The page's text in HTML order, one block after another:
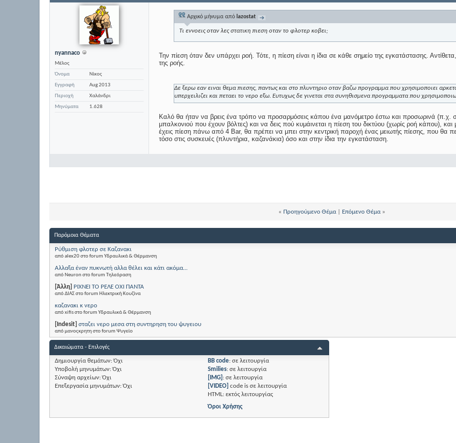
nyannaco
Μέλος
Όνομα
Νίκος
Εγγραφή
Aug 2013
Περιοχή
Χαλάνδρι
Μηνύματα
1.628
Αρχικό μήνυμα από lazostat
Τι εννοεις οταν λες στατικη πιεση οταν το φλοτερ κοβει;
Την πίεση όταν δεν υπάρχει ροή. Τότε, η πίεση είναι η ίδια σε κάθε σημείο της εγκατάστασης.
της ροής.
Δε ξερω εαν ειναι θεμα πιεσης, παντως και στο πλυντηριο οταν βαζω προγραμμα που χρησιμοποιει
υπερχειλιζει και πεταει το νερο εξω. Ευτυχως δε γινεται στα συνηθισμενα προγραμματα που
Καλό θα ήταν να βρεις ένα τρόπο να προσαρμόσεις κάπου ένα μανόμετρο έστω και προσωρινά (π.χ.
μπαλκονιού που έχουν βόλτες) και να δεις πού κυμάινεται η πίεση του δικτύου (χωρίς ροή κάπου),
έχεις πίεση πάνω από 4 Bar, θα πρέπει να μπει στην κεντρική παροχή ένας μειωτής πίεσης, που θα
τόσο στις συσκευές (πλυντήρια, καζανάκια) όσο και στην ίδια την εγκατάσταση.
« Προηγούμενο Θέμα| Επόμενο Θέμα »
Παρόμοια Θέματα
Ρύθμιση φλοτερ σε Καζανακι
από alex20 στο forum Υδραυλικά & Θέρμανση
Αλλαξα έναν πυκνωτή αλλα θέλει και κάτι ακόμα...
από Neuron στο forum Τηλεόραση
[Άλλη] ΡΙΧΝΕΙ ΤΟ ΡΕΛΕ ΟΧΙ ΠΑΝΤΑ
από ΔΙΑΣ στο forum Ηλεκτρική Κουζίνα
καζανακι κ νερο
από xifis στο forum Υδραυλικά & Θέρμανση
[Indesit] σταζει νερο μεσα στη συντηρηση του ψυγειου
από μανοςκρητη στο forum Ψυγείο
Δικαιώματα - Επιλογές
Δημιουργία θεμάτων:Όχι
Υποβολή μηνυμάτων:Όχι
Σύναψη αρχείων:Όχι
Επεξεργασία μηνυμάτων:Όχι
BB code: σε λειτουργία
Smilies: σε λειτουργία
[IMG] : σε λειτουργία
[VIDEO] code is σε λειτουργία
HTML: εκτός λειτουργίας
Όροι Χρήσης